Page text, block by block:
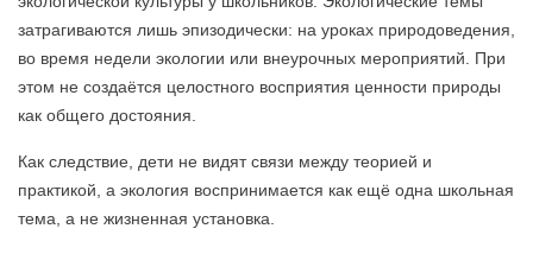
затрагиваются лишь эпизодически: на уроках природоведения,
во время недели экологии или внеурочных мероприятий. При
этом не создаётся целостного восприятия ценности природы
как общего достояния.
Как следствие, дети не видят связи между теорией и
практикой, а экология воспринимается как ещё одна школьная
тема, а не жизненная установка.